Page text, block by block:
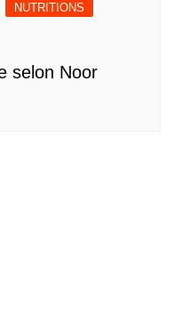
NUTRITIONS
selon Noor